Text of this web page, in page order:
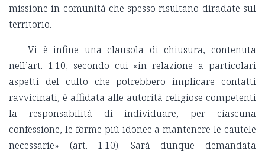
missione in comunità che spesso risultano diradate sul
territorio.
Vi è infine una clausola di chiusura, contenuta
nell’art. 1.10, secondo cui «in relazione a particolari
aspetti del culto che potrebbero implicare contatti
ravvicinati, è affidata alle autorità religiose competenti
la responsabilità di individuare, per ciascuna
confessione, le forme più idonee a mantenere le cautele
necessarie» (art. 1.10). Sarà dunque demandata